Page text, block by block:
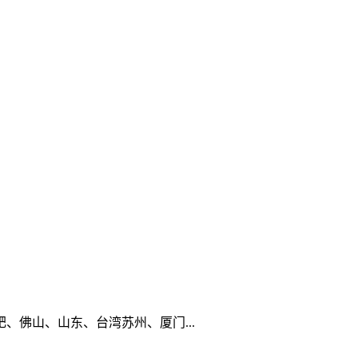
佛山、山东、台湾苏州、厦门...